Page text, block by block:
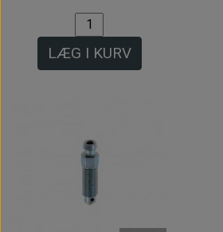
LÆG I KURV